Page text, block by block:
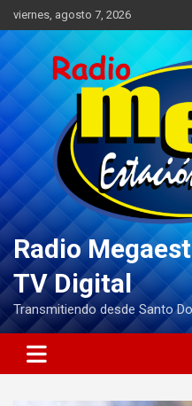
Saltar
al
contenido
viernes, agosto 7, 2026
Radio
TV Digital
Transmitiendo desde Santo